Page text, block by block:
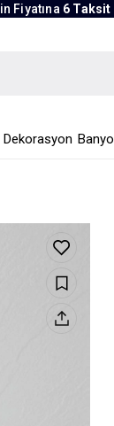
Fiyatına 6 Taksit
Dekorasyon Banyo